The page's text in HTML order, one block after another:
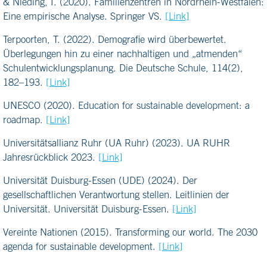
Eine empirische Analyse. Springer VS. [Link]
Terpoorten, T. (2022). Demografie wird überbewertet.
Überlegungen hin zu einer nachhaltigen und „atmenden“
Schulentwicklungsplanung. Die Deutsche Schule, 114(2),
182–193. [Link]
UNESCO (2020). Education for sustainable development: a
roadmap. [Link]
Universitätsallianz Ruhr (UA Ruhr) (2023). UA RUHR
Jahresrückblick 2023. [Link]
Universität Duisburg-Essen (UDE) (2024). Der
gesellschaftlichen Verantwortung stellen. Leitlinien der
Universität. Universität Duisburg-Essen. [Link]
Vereinte Nationen (2015). Transforming our world. The 2030
agenda for sustainable development. [Link]